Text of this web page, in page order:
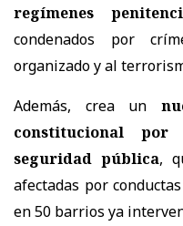
regímenes
condenados por
organizado y al
Además, crea un
constitucional
seguridad pública,
afectadas por
en 50 barrios ya